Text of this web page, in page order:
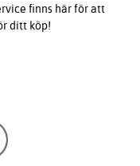
finns här för att
ditt köp!